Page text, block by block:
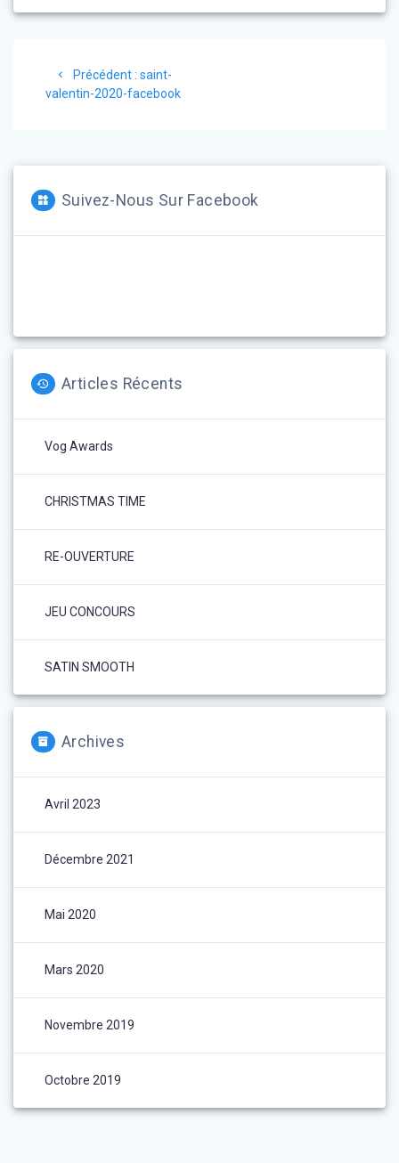
de
Précédent : Article
précédent
saint-
valentin-2020-facebook
Suivez-Nous Sur Facebook
Articles Récents
Vog Awards
CHRISTMAS TIME
RE-OUVERTURE
JEU CONCOURS
SATIN SMOOTH
Archives
Avril 2023
Décembre 2021
Mai 2020
Mars 2020
Novembre 2019
Octobre 2019